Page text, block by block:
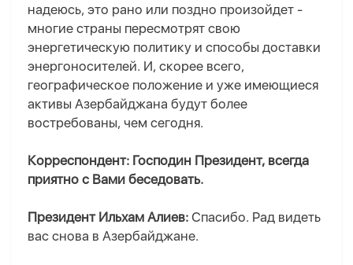
надеюсь, это рано или поздно произойдет -
многие страны пересмотрят свою
энергетическую политику и способы доставки
энергоносителей. И, скорее всего,
географическое положение и уже имеющиеся
активы Азербайджана будут более
востребованы, чем сегодня.
Корреспондент: Господин Президент, всегда
приятно с Вами беседовать.
Президент Ильхам Алиев: Спасибо. Рад видеть
вас снова в Азербайджане.